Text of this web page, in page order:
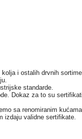
i ostalih drvnih
standarde.
Dokaz za to su
sa renomiranim
izdaju validne sertifikate.